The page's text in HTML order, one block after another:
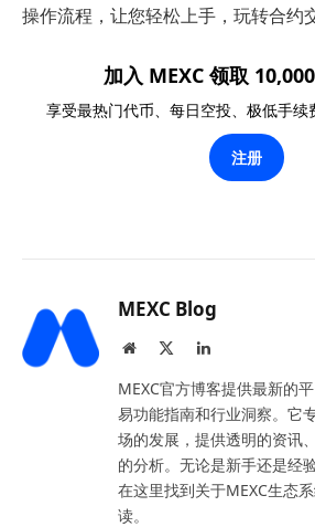
操作流程，让您轻松上手，玩转合约
加入 MEXC 领取 10,000
享受最热门代币、每日空投、极低手续
注册
MEXC Blog
Website LinkedIn
MEXC官方博客提供最新的
易功能指南和行业洞察。它
场的发展，提供透明的资讯
的分析。无论是新手还是经
在这里找到关于MEXC生态
读。